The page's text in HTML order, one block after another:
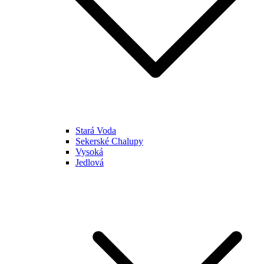
Stará Voda
Sekerské Chalupy
Vysoká
Jedlová